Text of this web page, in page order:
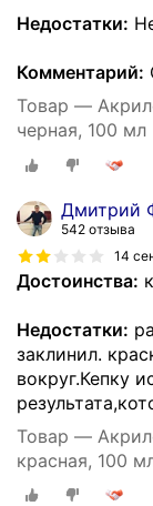
Недостатки:
Комментарий:
Товар —
черная, 100 мл
Дмитрий
542 отзыва
14
Достоинства:
Недостатки:
заклинил.
вокруг.Кепку
Товар —
красная, 100